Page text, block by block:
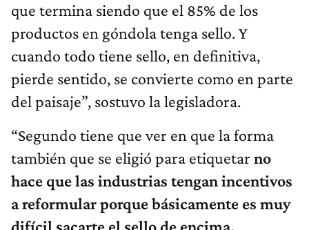
que termina siendo que el 85% de los
productos en góndola tenga sello. Y
cuando todo tiene sello, en definitiva,
pierde sentido, se convierte como en parte
del paisaje”, sostuvo la legisladora.
“Segundo tiene que ver en que la forma
también que se eligió para etiquetar no
hace que las industrias tengan incentivos
a reformular porque básicamente es muy